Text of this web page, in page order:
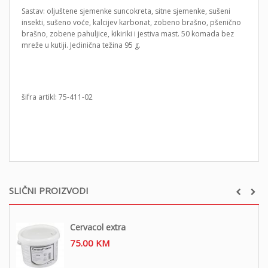
SLIČNI PROIZVODI
Cervacol extra
75.00 KM
Sastav: oljuštene sjemenke suncokreta, sitne sjemenke, sušeni
insekti, sušeno voće, kalcijev karbonat, zobeno brašno, pšenično
brašno, zobene pahuljice, kikiriki i jestiva mast. 50 komada bez
mreže u kutiji. Jedinična težina 95 g.
šifra artikl: 75-411-02